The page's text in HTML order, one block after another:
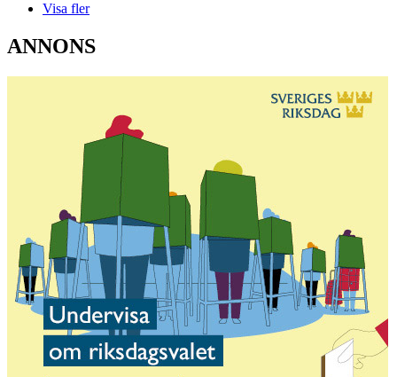
Visa fler
ANNONS